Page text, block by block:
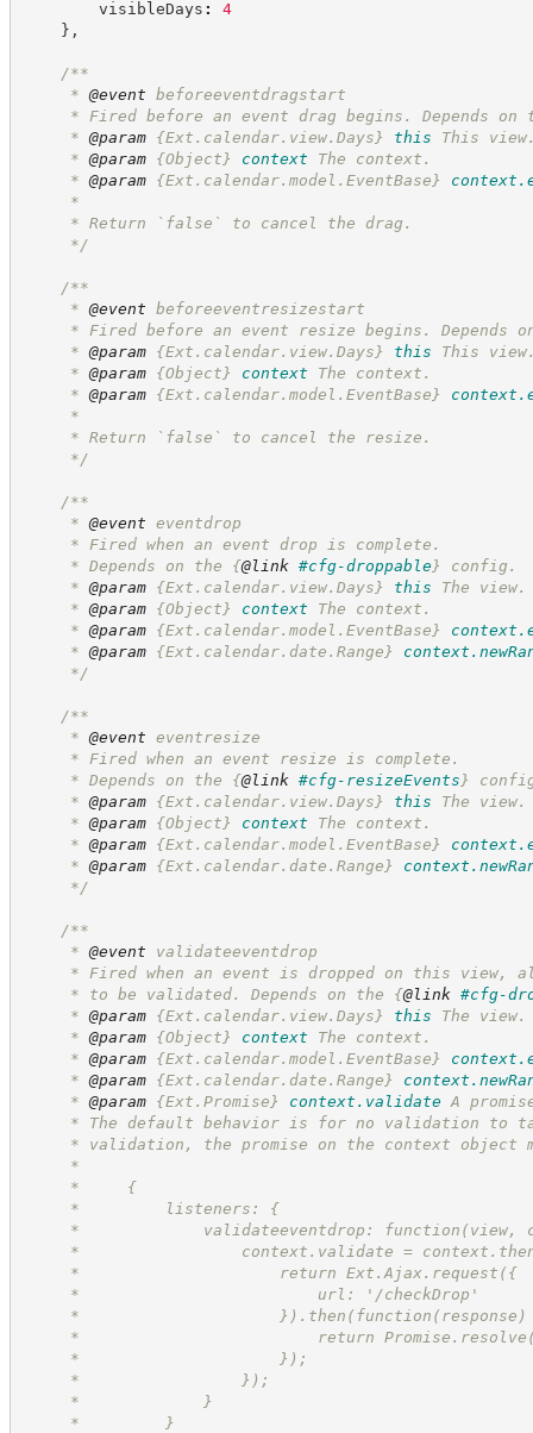
visibleDays :
4
} ,
/**
* @event beforeeventdragstart
* Fired before an event drag begins. Depends on
* @param {Ext.calendar.view.Days} this
This
* @param {Object} context
The context.
* @param {Ext.calendar.model.EventBase}
*
* Return `false` to cancel the drag.
*/
/**
* @event beforeeventresizestart
* Fired before an event resize begins. Depends
* @param {Ext.calendar.view.Days} this
This
* @param {Object} context
The context.
* @param {Ext.calendar.model.EventBase}
*
* Return `false` to cancel the resize.
*/
/**
* @event eventdrop
* Fired when an event drop is complete.
* Depends on the {@link #cfg-droppable} config.
* @param {Ext.calendar.view.Days} this
The view.
* @param {Object} context
The context.
* @param {Ext.calendar.model.EventBase}
* @param {Ext.calendar.date.Range}
*/
/**
* @event eventresize
* Fired when an event resize is complete.
* Depends on the {@link #cfg-resizeEvents }
* @param {Ext.calendar.view.Days} this
The view.
* @param {Object} context
The context.
* @param {Ext.calendar.model.EventBase}
* @param {Ext.calendar.date.Range}
*/
/**
* @event validateeventdrop
* Fired when an event is dropped on this view,
* to be validated. Depends on the {@link #cfg-
* @param {Ext.calendar.view.Days} this
The view.
* @param {Object} context
The context.
* @param {Ext.calendar.model.EventBase}
* @param {Ext.calendar.date.Range}
* @param {Ext.Promise} context.validate A
* The default behavior is for no validation to
* validation, the promise on the context object
*
*     {
*         listeners: {
*             validateeventdrop: function(view,
*                 context.validate =
*                     return Ext.Ajax.request({
*                         url: '/checkDrop'
*                     }).then(function(response)
*                         return
*                     });
*                 });
*             }
*         }